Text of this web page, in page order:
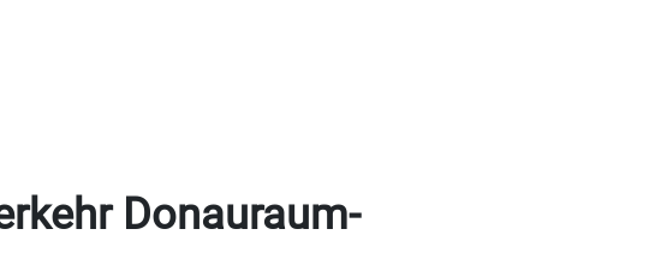
Donauraum-